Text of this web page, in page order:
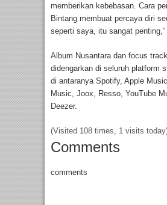
memberikan kebebasan. Cara
Bintang membuat percaya diri
seperti saya, itu sangat penting,”
Album Nusantara dan focus
didengarkan di seluruh platform
di antaranya Spotify, Apple
Music, Joox, Resso, YouTube
Deezer.
(Visited 108 times, 1 visits
Comments
comments